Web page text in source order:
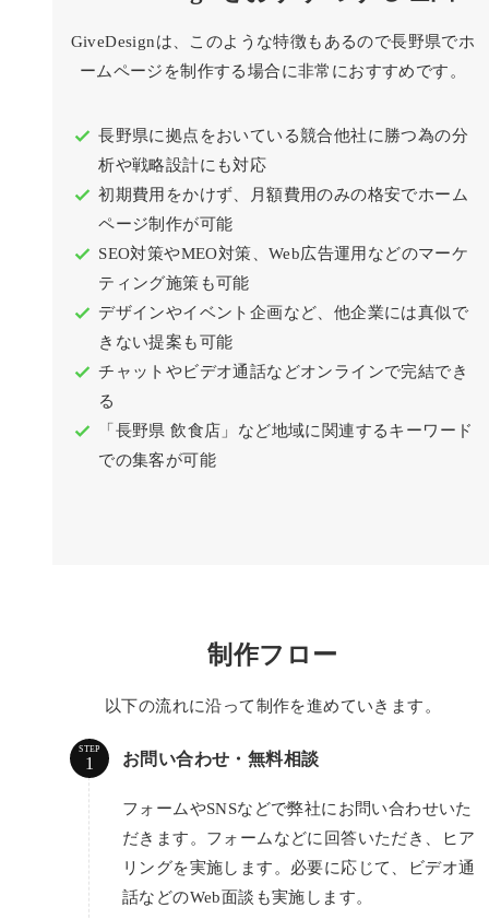
GiveDesignは、このような特徴もあるので長野県でホ
ームページを制作する場合に非常におすすめです。
長野県に拠点をおいている競合他社に勝つ為の分
析や戦略設計にも対応
初期費用をかけず、月額費用のみの格安でホーム
ページ制作が可能
SEO対策やMEO対策、Web広告運用などのマーケ
ティング施策も可能
デザインやイベント企画など、他企業には真似で
きない提案も可能
チャットやビデオ通話などオンラインで完結でき
る
「長野県 飲食店」など地域に関連するキーワード
での集客が可能
制作フロー
以下の流れに沿って制作を進めていきます。
STEP お問い合わせ・無料相談
フォームやSNSなどで弊社にお問い合わせいた
だきます。フォームなどに回答いただき、ヒア
リングを実施します。必要に応じて、ビデオ通
話などのWeb面談も実施します。